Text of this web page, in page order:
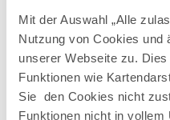
Mit der Auswahl „Alle
Nutzung von Cookies und
unserer Webseite zu.
Funktionen wie
Sie den Cookies nicht
Funktionen nicht in
Darüber, wie
das Miteinander innerhalb
berichtet Pascal Schwarz,
der Firma elobau GmbH
eindrucksvoll. Mit über